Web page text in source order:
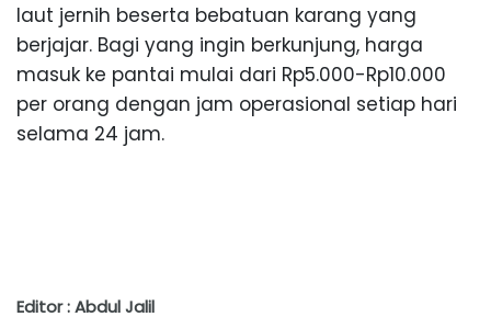
laut jernih beserta bebatuan karang yang
berjajar. Bagi yang ingin berkunjung, harga
masuk ke pantai mulai dari Rp5.000-Rp10.000
per orang dengan jam operasional setiap hari
selama 24 jam.
Editor : Abdul Jalil